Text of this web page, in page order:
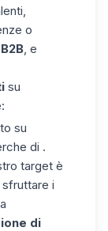
o
, e
su
su
di .
target è
i
di